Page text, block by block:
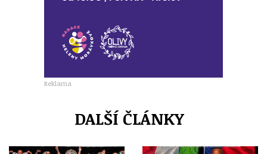
Reklama
DALŠÍ ČLÁNKY